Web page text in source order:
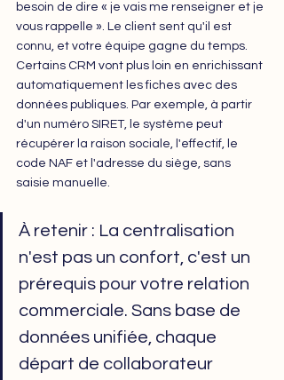
besoin de dire « je vais me renseigner et je
vous rappelle ». Le client sent qu'il est
connu, et votre équipe gagne du temps.
Certains CRM vont plus loin en enrichissant
automatiquement les fiches avec des
données publiques. Par exemple, à partir
d'un numéro SIRET, le système peut
récupérer la raison sociale, l'effectif, le
code NAF et l'adresse du siège, sans
saisie manuelle.
À retenir : La centralisation
n'est pas un confort, c'est un
prérequis pour votre relation
commerciale. Sans base de
données unifiée, chaque
départ de collaborateur